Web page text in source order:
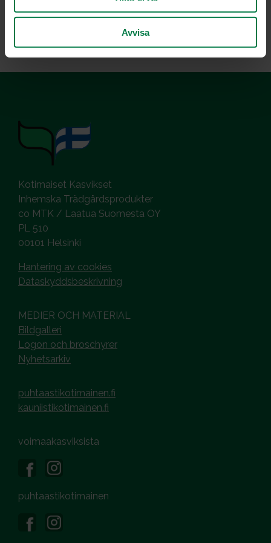
Avvisa
Päärynät ovat herkkiä pilaantumaan kolhiintuneista
kohdista. Kypsät päärynät säilyvät vain vähän aikaa.
Kotimaiset Kasvikset
Inhemska Trädgårdsprodukter
co MTK / Laatua Suomesta OY
PL 510
00101 Helsinki
Hantering av cookies
Dataskyddsbeskrivning
MEDIER OCH MATERIAL
Bildgalleri
Logon och broschyrer
Nyhetsarkiv
puhtaastikotimainen.fi
kauniistikotimainen.fi
voimaakasviksista
puhtaastikotimainen